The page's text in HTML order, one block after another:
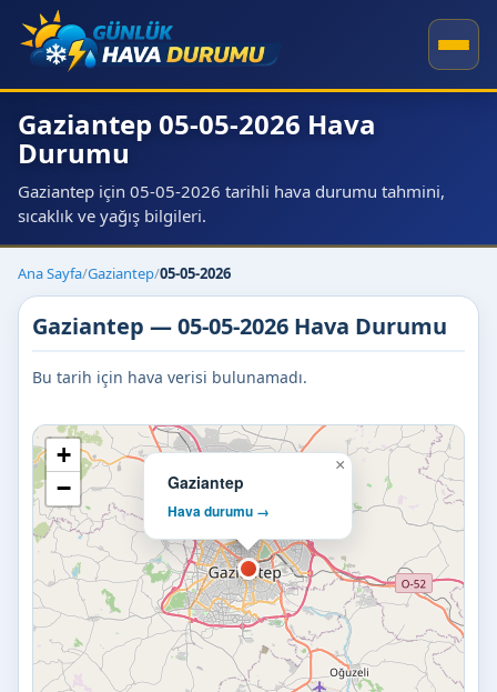
Gaziantep 05-05-2026 Hava
Durumu
Gaziantep için 05-05-2026 tarihli hava durumu tahmini,
sıcaklık ve yağış bilgileri.
Ana Sayfa/Gaziantep/05-05-2026
Gaziantep — 05-05-2026 Hava Durumu
Bu tarih için hava verisi bulunamadı.
Gaziantep
Hava durumu →
×
+
−